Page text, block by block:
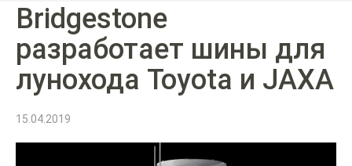
Bridgestone
разработает шины для
лунохода Toyota и JAXA
15.04.2019